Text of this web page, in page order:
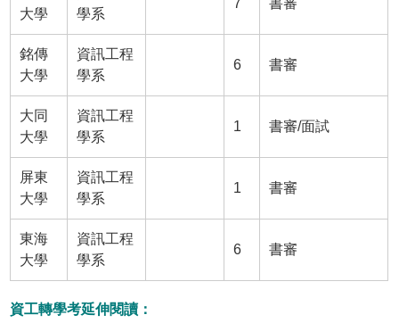
大學
學系
7 書審
銘傳
大學
資訊工程
學系
6 書審
大同
大學
資訊工程
學系
1 書審/面試
屏東
大學
資訊工程
學系
1 書審
東海
大學
資訊工程
學系
6 書審
資工轉學考延伸閱讀：